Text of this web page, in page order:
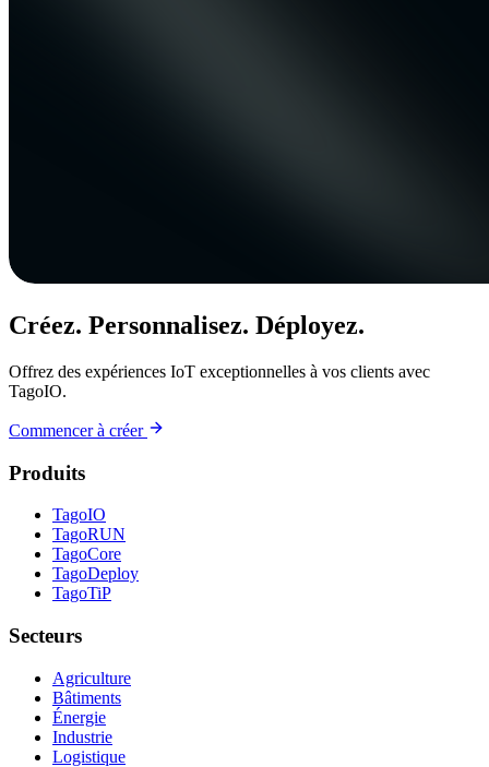
Créez. Personnalisez. Déployez.
Offrez des expériences IoT exceptionnelles à vos clients avec
TagoIO.
Commencer à créer
Produits
TagoIO
TagoRUN
TagoCore
TagoDeploy
TagoTiP
Secteurs
Agriculture
Bâtiments
Énergie
Industrie
Logistique